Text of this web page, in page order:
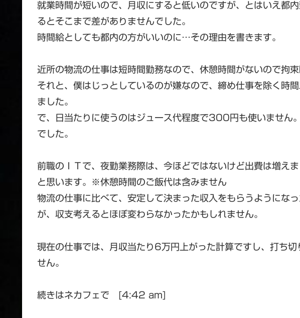
就業時間が短いので、月収にすると低いのですが、とはいえ都
るとそこまで差がありませんでした。
時間給としても都内の方がいいのに…その理由を書きます。
近所の物流の仕事は短時間勤務なので、休憩時間がないので拘束
それと、僕はじっとしているのが嫌なので、締め仕事を除く時
ました。
で、日当たりに使うのはジュース代程度で300円も使いません
でした。
前職のＩＴで、夜勤業務際は、今ほどではないけど出費は増え
と思います。※休憩時間のご飯代は含みません
物流の仕事に比べて、安定して決まった収入をもらうようにな
が、収支考えるとほぼ変わらなかったかもしれません。
現在の仕事では、月収当たり6万円上がった計算ですし、打ち
せん。
続きはネカフェで [4:42 am]